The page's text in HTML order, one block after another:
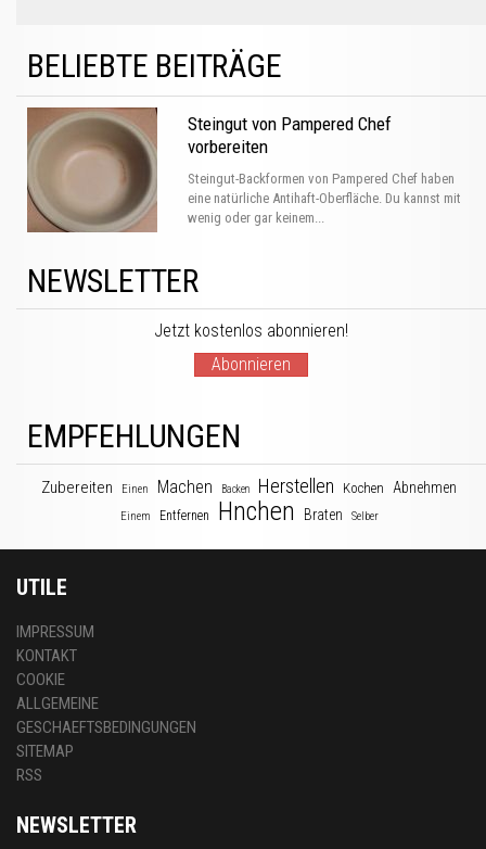
BELIEBTE BEITRÄGE
Steingut von Pampered Chef
vorbereiten
Steingut-Backformen von Pampered Chef haben
eine natürliche Antihaft-Oberfläche. Du kannst mit
wenig oder gar keinem...
NEWSLETTER
Jetzt kostenlos abonnieren!
Abonnieren
EMPFEHLUNGEN
Zubereiten Einen Machen Backen Herstellen Kochen Abnehmen
Einem Entfernen Hnchen Braten Selber
UTILE
IMPRESSUM
KONTAKT
COOKIE
ALLGEMEINE
GESCHAEFTSBEDINGUNGEN
SITEMAP
RSS
NEWSLETTER